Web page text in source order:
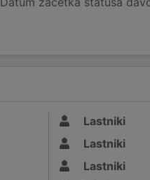
Lastniki
Lastniki
Lastniki